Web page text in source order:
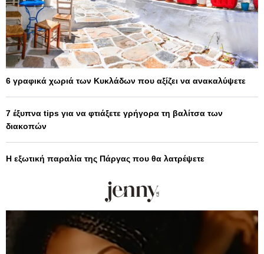
6 γραφικά χωριά των Κυκλάδων που αξίζει να ανακαλύψετε
7 έξυπνα tips για να φτιάξετε γρήγορα τη βαλίτσα των
διακοπών
Η εξωτική παραλία της Πάργας που θα λατρέψετε